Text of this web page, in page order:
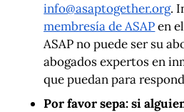
info@asaptogether.org.
membresía de ASAPen
ASAP no puede ser su
abogados expertos en
que puedan para
Por favor sepa: si